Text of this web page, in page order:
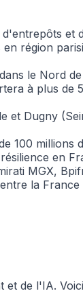
et
région
le Nord
à plus de
et Dugny
100
en
MGX,
la
de l'IA.